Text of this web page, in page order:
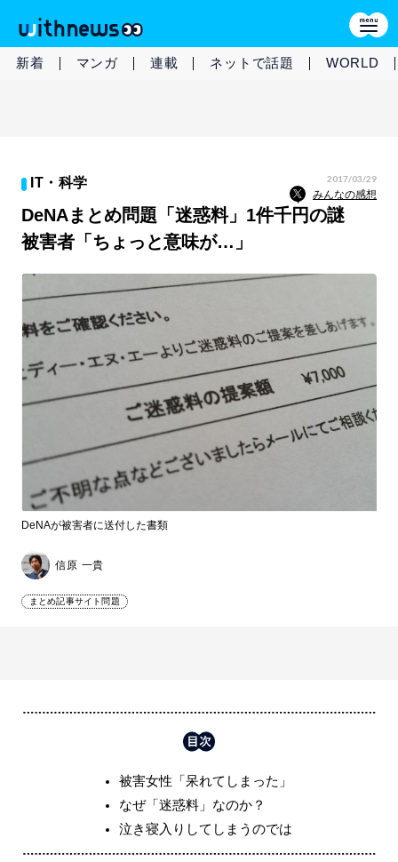
新着 マンガ 連載 ネットで話題 WORLD
IT・科学 2017/03/29
みんなの感想
DeNAまとめ問題「迷惑料」1件千円の謎
被害者「ちょっと意味が…」
DeNAが被害者に送付した書類
信原 一貴
まとめ記事サイト問題
被害女性「呆れてしまった」
なぜ「迷惑料」なのか？
泣き寝入りしてしまうのでは